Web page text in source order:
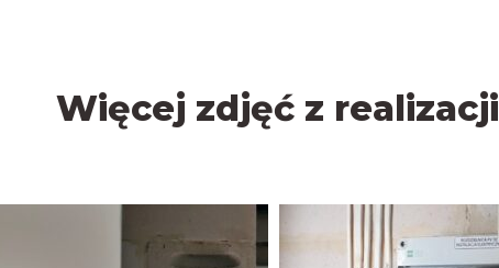
Więcej zdjęć z realizacji